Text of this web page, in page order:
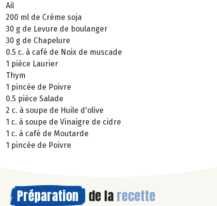
Ail
200 ml de Crème soja
30 g de Levure de boulanger
30 g de Chapelure
0.5 c. à café de Noix de muscade
1 pièce Laurier
Thym
1 pincée de Poivre
0.5 pièce Salade
2 c. à soupe de Huile d'olive
1 c. à soupe de Vinaigre de cidre
1 c. à café de Moutarde
1 pincée de Poivre
Préparation de la recette